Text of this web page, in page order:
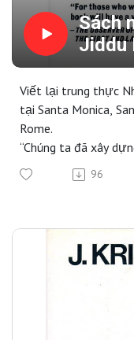
hợp audio và sách
https://
Sách
Jiddu
Viết lại trung thực
tại Santa Monica,
Rome.
“Chúng ta đã xây
như những con
trong đó chúng ta
ta. Vì vậy câu hỏi
sự bạo lực kinh
đã là bạo lực và là
96